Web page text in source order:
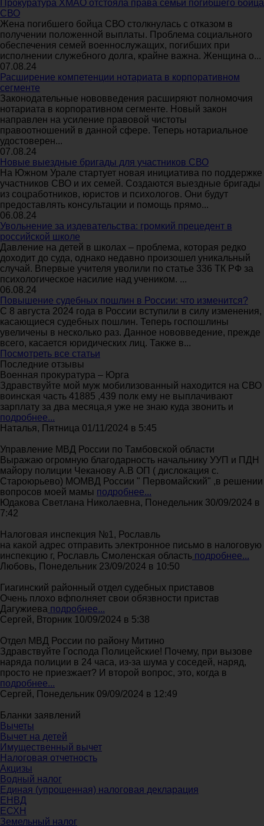
Прокуратура ХМАО отстояла права семьи погибшего бойца
СВО
Жена погибшего бойца СВО столкнулась с отказом в
получении положенной выплаты. Проблема социального
обеспечения семей военнослужащих, погибших при
исполнении служебного долга, крайне важна. Женщина о...
07.08.24
Расширение компетенции нотариата в корпоративном
сегменте
Законодательные нововведения расширяют полномочия
нотариата в корпоративном сегменте. Новый закон
направлен на усиление правовой чистоты
правоотношений в данной сфере. Теперь нотариальное
удостоверен...
07.08.24
Новые выездные бригады для участников СВО
На Южном Урале стартует новая инициатива по поддержке
участников СВО и их семей. Создаются выездные бригады
из соцработников, юристов и психологов. Они будут
предоставлять консультации и помощь прямо...
06.08.24
Увольнение за издевательства: громкий прецедент в
российской школе
Давление на детей в школах – проблема, которая редко
доходит до суда, однако недавно произошел уникальный
случай. Впервые учителя уволили по статье 336 ТК РФ за
психологическое насилие над учеником. ...
06.08.24
Повышение судебных пошлин в России: что изменится?
С 8 августа 2024 года в России вступили в силу изменения,
касающиеся судебных пошлин. Теперь госпошлины
увеличены в несколько раз. Данное нововведение, прежде
всего, касается юридических лиц. Также в...
Посмотреть все статьи
Последние отзывы
Военная прокуратура – Юрга
Здравствуйте мой муж мобилизованный находится на СВО
воинская часть 41885 ,439 полк ему не выплачивают
зарплату за два месяца,я уже не знаю куда звонить и
подробнее...
Наталья, Пятница 01/11/2024 в 5:45
Управление МВД России по Тамбовской области
Выражаю огромную благодарность начальнику УУП и ПДН
майору полиции Чеканову А.В ОП ( дислокация с.
Староюрьево) МОМВД России " Первомайский" ,в решении
вопросов моей мамы подробнее...
Юдакова Светлана Николаевна, Понедельник 30/09/2024 в
7:42
Налоговая инспекция №1, Рославль
на какой адрес отправить электронное письмо в налоговую
инспекцию г, Рославль Смоленская область подробнее...
Любовь, Понедельник 23/09/2024 в 10:50
Гиагинский районный отдел судебных приставов
Очень плохо вфполняет свои обязвности пристав
Дагужиева подробнее...
Сергей, Вторник 10/09/2024 в 5:38
Отдел МВД России по району Митино
Здравствуйте Господа Полицейские! Почему, при вызове
наряда полиции в 24 часа, из-за шума у соседей, наряд,
просто не приезжает? И второй вопрос, это, когда в
подробнее...
Сергей, Понедельник 09/09/2024 в 12:49
Бланки заявлений
Вычеты
Вычет на детей
Имущественный вычет
Налоговая отчетность
Акцизы
Водный налог
Единая (упрощенная) налоговая декларация
ЕНВД
ЕСХН
Земельный налог